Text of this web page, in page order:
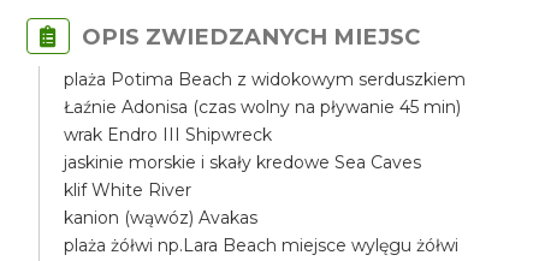
OPIS ZWIEDZANYCH MIEJSC
plaża Potima Beach z widokowym serduszkiem
Łaźnie Adonisa (czas wolny na pływanie 45 min)
wrak Endro III Shipwreck
jaskinie morskie i skały kredowe Sea Caves
klif White River
kanion (wąwóz) Avakas
plaża żółwi np.Lara Beach miejsce wylęgu żółwi